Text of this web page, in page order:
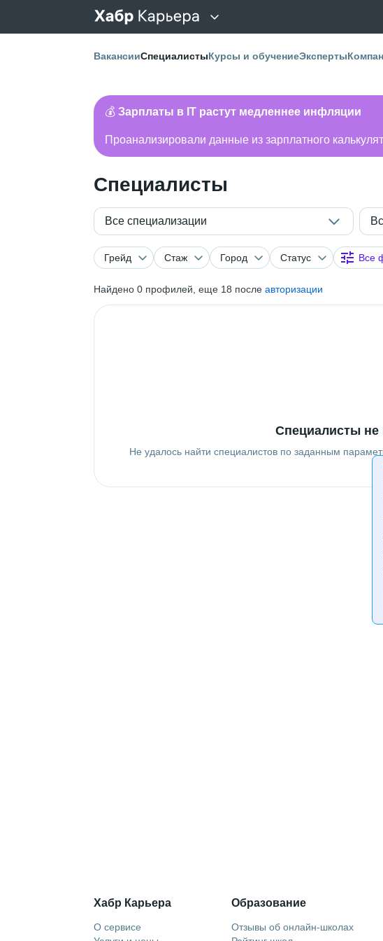
ВакансииСпециалистыКурсы и обучениеЭксперты
💰 Зарплаты в IT растут медленнее инфляции
Проанализировали данные из зарплатного
Специалисты
Все специализации
Грейд Стаж Город Статус Все
Найдено 0 профилей, еще 18 после авторизации
Специалисты
Не удалось найти специалистов по заданным
Хабр Карьера
О сервисе
Образование
Отзывы об онлайн-школах